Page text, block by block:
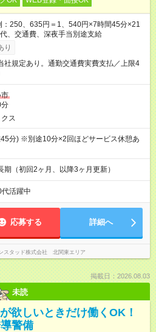
：250、635円＝1、540円×7時間45分×21
、交通費、深夜手当別途支給
り
社規定あり。通勤交通費実費支払／上限4
ス
分) ※別途10分×2回ほどサービス休憩あ
（初回2ヶ月、以降3ヶ月更新）
活躍中
応募する 詳細へ
スタッド株式会社 北関東エリア
掲載日：2026.08.03
未読
欲しいときだけ働くOK！
警備